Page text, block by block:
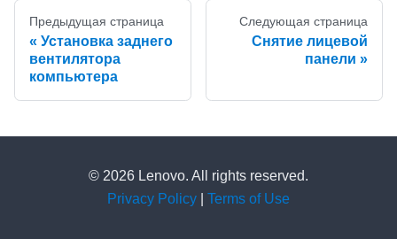
Предыдущая страница
Установка заднего
вентилятора
компьютера
Следующая страница
Снятие лицевой
панели
© 2026 Lenovo. All rights reserved.
Privacy Policy
Terms of Use